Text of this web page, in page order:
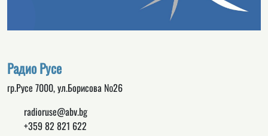
Радио Русе
гр.Русе 7000, ул.Борисова №26
radioruse@abv.bg
+359 82 821 622